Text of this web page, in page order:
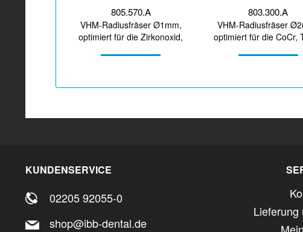
805.570.A
VHM-Radiusfräser Ø1mm,
optimiert für die Zirkonoxid,
803.300.A
VHM-Radiusfräser
optimiert für die CoCr,
KUNDENSERVICE
02205 92055-0
shop@ibb-dental.de
Lieferung